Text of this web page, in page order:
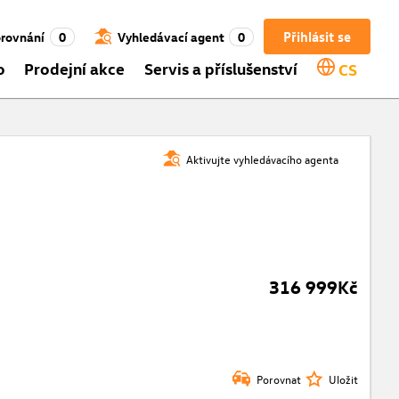
Přihlásit se
0 Vyhledávací agent 0
Prodejní akce Servis a příslušenství CS
Aktivujte vyhledávacího agenta
316 999Kč
Porovnat Uložit